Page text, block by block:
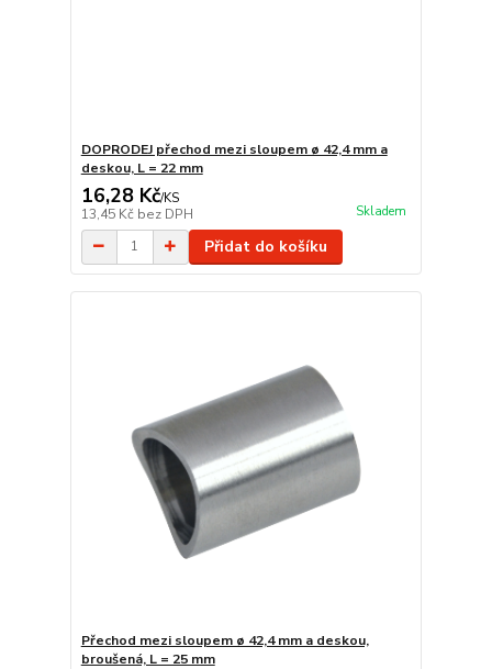
DOPRODEJ přechod mezi sloupem ø 42,4 mm a
deskou, L = 22 mm
16,28 Kč/KS
13,45 Kč bez DPH Skladem
Přidat do košíku
Přechod mezi sloupem ø 42,4 mm a deskou,
broušená, L = 25 mm